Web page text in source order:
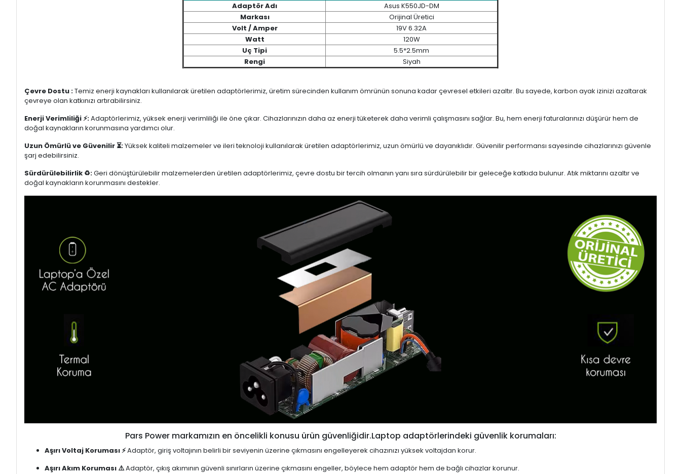
Adaptör Adı
Asus K550JD-DM
Markası
Orijinal Üretici
Volt / Amper
19V 6.32A
Watt
120W
Uç Tipi
5.5*2.5mm
Rengi
Siyah
Çevre Dostu :Temiz enerji kaynakları kullanılarak üretilen adaptörlerimiz, üretim sürecinden kullanım ömrünün sonuna kadar çevresel etkileri azaltır. Bu sayede, karbon ayak izinizi azaltarak
çevreye olan katkınızı artırabilirsiniz.
Enerji Verimliliği ⚡:Adaptörlerimiz, yüksek enerji verimliliği ile öne çıkar. Cihazlarınızın daha az enerji tüketerek daha verimli çalışmasını sağlar. Bu, hem enerji faturalarınızı düşürür hem de
doğal kaynakların korunmasına yardımcı olur.
Uzun Ömürlü ve Güvenilir ⏳:Yüksek kaliteli malzemeler ve ileri teknoloji kullanılarak üretilen adaptörlerimiz, uzun ömürlü ve dayanıklıdır. Güvenilir performansı sayesinde cihazlarınızı güvenle
şarj edebilirsiniz.
Sürdürülebilirlik ♻️:Geri dönüştürülebilir malzemelerden üretilen adaptörlerimiz, çevre dostu bir tercih olmanın yanı sıra sürdürülebilir bir geleceğe katkıda bulunur. Atık miktarını azaltır ve
doğal kaynakların korunmasını destekler.
Pars Power markamızın en öncelikli konusu ürün güvenliğidir.Laptop adaptörlerindeki güvenlik korumaları:
Aşırı Voltaj Koruması ⚡Adaptör, giriş voltajının belirli bir seviyenin üzerine çıkmasını engelleyerek cihazınızı yüksek voltajdan korur.
Aşırı Akım Koruması ⚠️Adaptör, çıkış akımının güvenli sınırların üzerine çıkmasını engeller, böylece hem adaptör hem de bağlı cihazlar korunur.